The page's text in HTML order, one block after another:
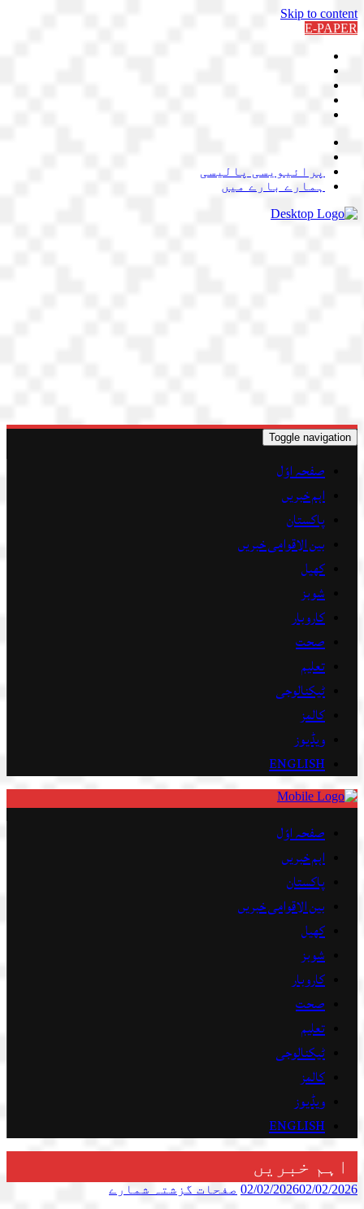
Skip to content
E-PAPER
پرائیویسی پالیسی
ہمارے بارے میں
Toggle navigation
صفحہ اوّل
اہم خبریں
پاکستان
بین الاقوامی خبریں
کھیل
شوبز
کاروبار
صحت
تعلیم
ٹیکنالوجی
کالمز
ویڈیوز
ENGLISH
صفحہ اوّل
اہم خبریں
پاکستان
بین الاقوامی خبریں
کھیل
شوبز
کاروبار
صحت
تعلیم
ٹیکنالوجی
کالمز
ویڈیوز
ENGLISH
اہم خبریں
02/02/202602/02/2026 صفحات گزشتہ شمارے